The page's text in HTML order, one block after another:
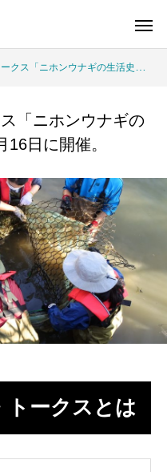
の
タンポポ調査
音の
ウナギの生活史と資源保護」を9月16日に開催。
「ニホンウナギの
日に開催。
トークスとは